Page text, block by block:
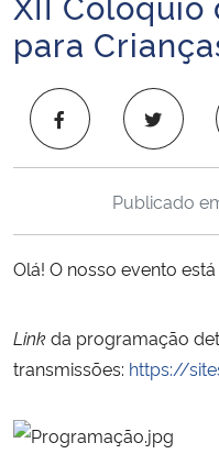
Ministério da Infraestrutura
Ministério da Educação
Ministério da Cidadania
Ministério da Ciência,
Ministério do Meio Ambiente
para
Publicado
Olá! O nosso evento
Linkda programação
transmissões: https://